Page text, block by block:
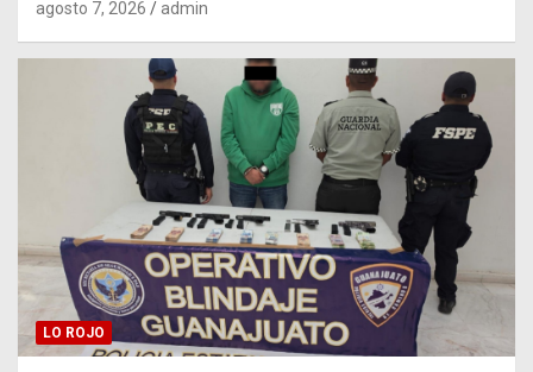
agosto 7, 2026 admin
LO ROJO